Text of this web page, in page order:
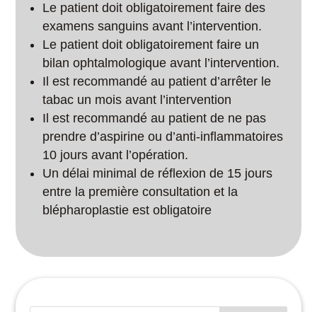
Le patient doit obligatoirement faire des
examens sanguins avant l’intervention.
Le patient doit obligatoirement faire un
bilan ophtalmologique avant l’intervention.
Il est recommandé au patient d’arrêter le
tabac un mois avant l’intervention
Il est recommandé au patient de ne pas
prendre d’aspirine ou d’anti-inflammatoires
10 jours avant l’opération.
Un délai minimal de réflexion de 15 jours
entre la première consultation et la
blépharoplastie est obligatoire